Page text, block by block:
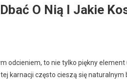
O Nią I Jakie
odcieniem, to nie tylko piękny
karnacji często cieszą się